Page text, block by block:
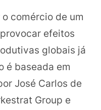
comércio de um
efeitos
globais já
é baseada em
José Carlos de
Group e